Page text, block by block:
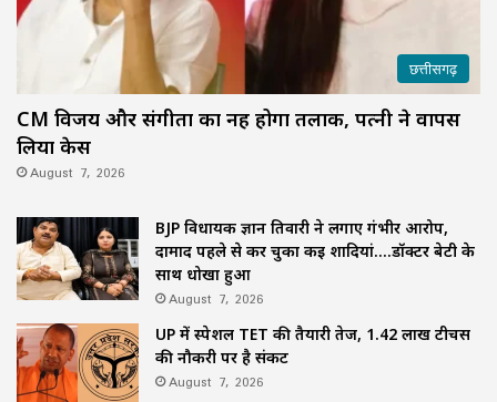
छत्तीसगढ़
CM विजय और संगीता का नहीं होगा तलाक, पत्नी ने वापस
लिया केस
August 7, 2026
BJP विधायक ज्ञान तिवारी ने लगाए गंभीर आरोप,
दामाद पहले से कर चुका कई शादियां….डॉक्टर बेटी के
साथ धोखा हुआ
August 7, 2026
UP में स्पेशल TET की तैयारी तेज, 1.42 लाख टीचर्स
की नौकरी पर है संकट
August 7, 2026